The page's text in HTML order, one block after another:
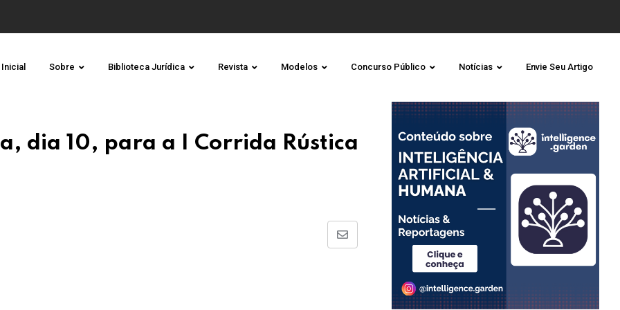
Sobre Biblioteca Jurídica Revista Modelos Concurso Público Notícias Envie Seu Artigo
dia 10, para a I Corrida Rústica
Share